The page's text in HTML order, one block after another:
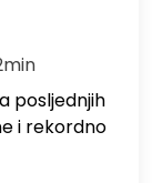
posljednjih
i rekordno